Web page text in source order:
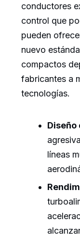
conductores
control que
pueden
nuevo
compactos
fabricantes a
tecnologías.
Diseño
líneas